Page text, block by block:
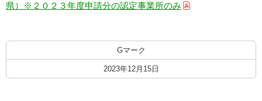
県）※２０２３年度申請分の認定事業所のみ
Gマーク
2023年12月15日